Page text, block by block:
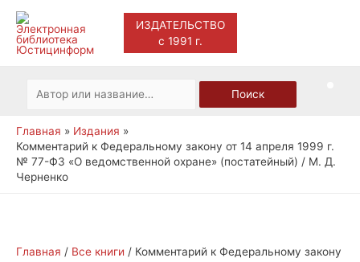
ИЗДАТЕЛЬСТВО
с 1991 г.
Искать:
Поиск
Главная
Издания
Комментарий к Федеральному закону от 14 апреля 1999 г.
№ 77-ФЗ «О ведомственной охране» (постатейный) / М. Д.
Черненко
Главная / Все книги / Комментарий к Федеральному закону